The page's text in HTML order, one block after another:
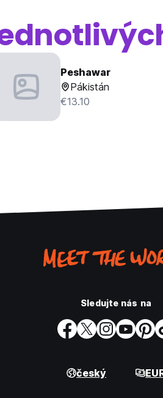
Peshawar
Pákistán
€13.10
Sledujte nás na
český